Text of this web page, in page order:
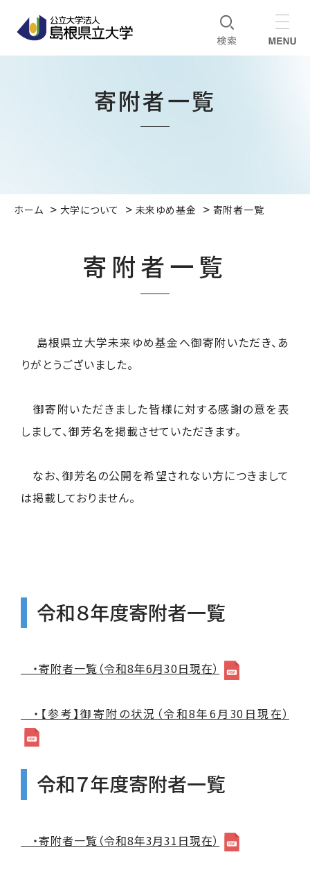
寄附者一覧
ホーム 大学について 未来ゆめ基金 寄附者一覧
寄附者一覧
島根県立大学未来ゆめ基金へ御寄附いただき、あ
りがとうございました。
御寄附いただきました皆様に対する感謝の意を表
しまして、御芳名を掲載させていただきます。
なお、御芳名の公開を希望されない方につきまして
は掲載しておりません。
令和８年度寄附者一覧
・寄附者一覧（令和8年6月30日現在）
・【参考】御寄附の状況（令和8年6月30日現在）
令和７年度寄附者一覧
・寄附者一覧（令和8年3月31日現在）